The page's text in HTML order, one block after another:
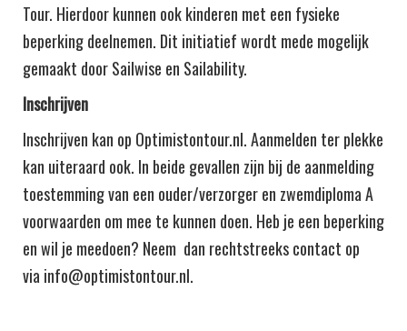
Tour. Hierdoor kunnen ook kinderen met een fysieke
beperking deelnemen. Dit initiatief wordt mede mogelijk
gemaakt door Sailwise en Sailability.
Inschrijven
Inschrijven kan op Optimistontour.nl. Aanmelden ter plekke
kan uiteraard ook. In beide gevallen zijn bij de aanmelding
toestemming van een ouder/verzorger en zwemdiploma A
voorwaarden om mee te kunnen doen. Heb je een beperking
en wil je meedoen? Neem dan rechtstreeks contact op
via info@optimistontour.nl.